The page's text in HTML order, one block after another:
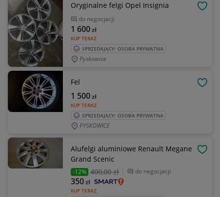
Oryginalne felgi Opel Insignia
do negocjacji
KUP TERAZ
1 600zł
SPRZEDAJĄCY: OSOBA PRYWATNA
Pyskowice
Fel
KUP TERAZ
1 500zł
SPRZEDAJĄCY: OSOBA PRYWATNA
PYSKOWICE
Alufelgi aluminiowe Renault Megane
Grand Scenic
-12% 400,00 zł do negocjacji
KUP TERAZ
350zł